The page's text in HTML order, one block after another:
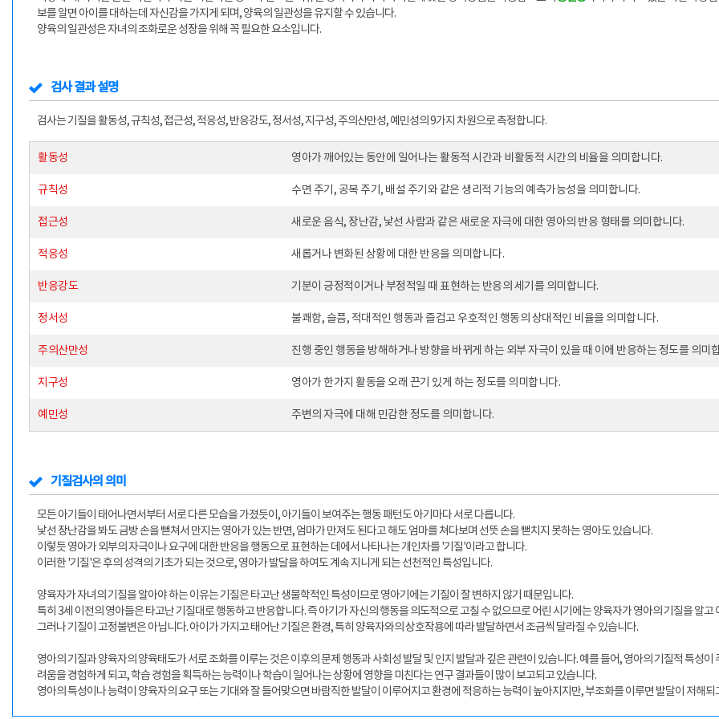
보를 알면 아이를 대하는데 자신감을 가지게 되며, 양육의 일관성을 유지할 수 있습니다.
양육의 일관성은 자녀의 조화로운 성장을 위해 꼭 필요한 요소입니다.
검사 결과 설명
검사는 기질을 활동성, 규칙성, 접근성, 적응성, 반응강도, 정서성, 지구성, 주의산만성, 예민성의 9가지 차원으로 측정합니다.
활동성 영아가 깨어있는 동안에 일어나는 활동적 시간과 비활동적 시간의 비율을 의미합니다.
규칙성 수면 주기, 공복 주기, 배설 주기와 같은 생리적 기능의 예측가능성을 의미합니다.
접근성 새로운 음식, 장난감, 낯선 사람과 같은 새로운 자극에 대한 영아의 반응 형태를 의미합니다.
적응성 새롭거나 변화된 상황에 대한 반응을 의미합니다.
반응강도 기분이 긍정적이거나 부정적일 때 표현하는 반응의 세기를 의미합니다.
정서성 불쾌함, 슬픔, 적대적인 행동과 즐겁고 우호적인 행동의 상대적인 비율을 의미합니다.
주의산만성 진행 중인 행동을 방해하거나 방향을 바뀌게 하는 외부 자극이 있을 때 이에 반응하는 정도를 의미
지구성 영아가 한가지 활동을 오래 끈기 있게 하는 정도를 의미합니다.
예민성 주변의 자극에 대해 민감한 정도를 의미합니다.
기질검사의 의미
모든 아기들이 태어나면서부터 서로 다른 모습을 가졌듯이, 아기들이 보여주는 행동 패턴도 아기마다 서로 다릅니다.
낯선 장난감을 봐도 금방 손을 뻗쳐서 만지는 영아가 있는 반면, 엄마가 만져도 된다고 해도 엄마를 쳐다보며 선뜻 손을 뻗치지 못하는 영아도 있습니다.
이렇듯 영아가 외부의 자극이나 요구에 대한 반응을 행동으로 표현하는 데에서 나타나는 개인차를 '기질'이라고 합니다.
이러한 '기질'은 후의 성격의 기초가 되는 것으로, 영아가 발달을 하여도 계속 지니게 되는 선천적인 특성입니다.
양육자가 자녀의 기질을 알아야 하는 이유는 기질은 타고난 생물학적인 특성이므로 영아기에는 기질이 잘 변하지 않기 때문입니다.
특히 3세 이전의 영아들은 타고난 기질대로 행동하고 반응합니다. 즉 아기가 자신의 행동을 의도적으로 고칠 수 없으므로 어린 시기에는 양육자가 영아의 기질을 알
그러나 기질이 고정불변은 아닙니다. 아이가 가지고 태어난 기질은 환경, 특히 양육자와의 상호작용에 따라 발달하면서 조금씩 달라질 수 있습니다.
영아의 기질과 양육자의 양육태도가 서로 조화를 이루는 것은 이후의 문제 행동과 사회성 발달 및 인지 발달과 깊은 관련이 있습니다. 예를 들어, 영아의 기질적 특성
려움을 경험하게 되고, 학습 경험을 획득하는 능력이나 학습이 일어나는 상황에 영향을 미친다는 연구 결과들이 많이 보고되고 있습니다.
영아의 특성이나 능력이 양육자의 요구 또는 기대와 잘 들어맞으면 바람직한 발달이 이루어지고 환경에 적응하는 능력이 높아지지만, 부조화를 이루면 발달이 저해